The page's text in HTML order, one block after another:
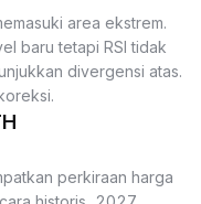
area ekstrem.
baru tetapi RSI tidak
divergensi atas.
perkiraan harga